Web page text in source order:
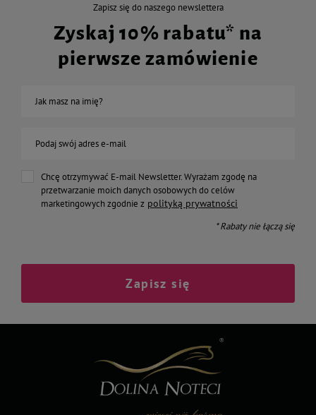
Zapisz się do naszego newslettera
Zyskaj 10% rabatu* na
pierwsze zamówienie
Jak masz na imię?
Podaj swój adres e-mail
Chcę otrzymywać E-mail Newsletter. Wyrażam zgodę na
przetwarzanie moich danych osobowych do celów
marketingowych zgodnie z polityką prywatności
* Rabaty nie łączą się
Zapisz się